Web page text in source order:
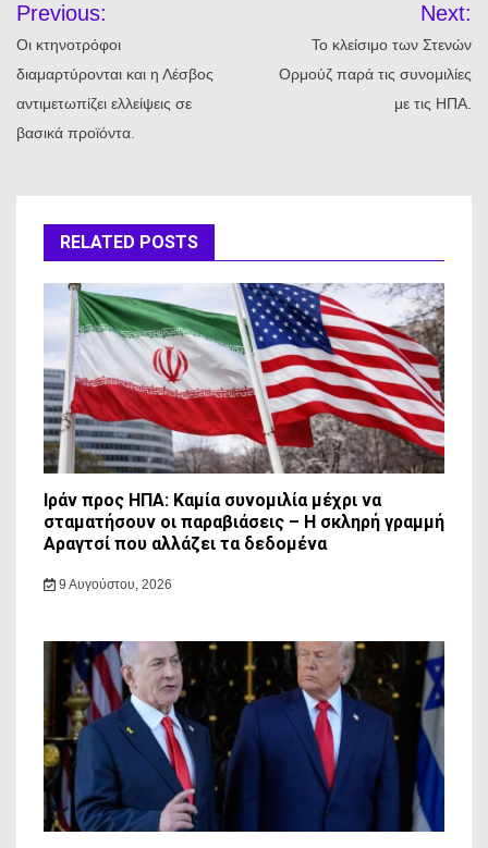
άρθρων
Previous:
Οι κτηνοτρόφοι
διαμαρτύρονται και η Λέσβος
αντιμετωπίζει ελλείψεις σε
βασικά προϊόντα.
Next:
Το κλείσιμο των Στενών
Ορμούζ παρά τις συνομιλίες
με τις ΗΠΑ.
RELATED POSTS
Ιράν προς ΗΠΑ: Καμία συνομιλία μέχρι να
σταματήσουν οι παραβιάσεις – Η σκληρή γραμμή
Αραγτσί που αλλάζει τα δεδομένα
9 Αυγούστου, 2026